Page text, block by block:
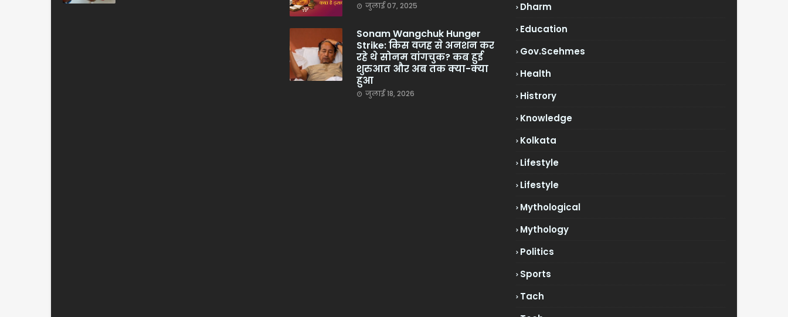
जुलाई 07, 2025
Sonam Wangchuk Hunger
Strike: किस वजह से अनशन कर
रहे थे सोनम वांगचुक? कब हुई
शुरुआत और अब तक क्या-क्या
हुआ
जुलाई 18, 2026
Dharm
Education
Gov.scehmes
Health
Histrory
Knowledge
Kolkata
Lifestyle
Lifestyle
Mythological
Mythology
Politics
Sports
Tach